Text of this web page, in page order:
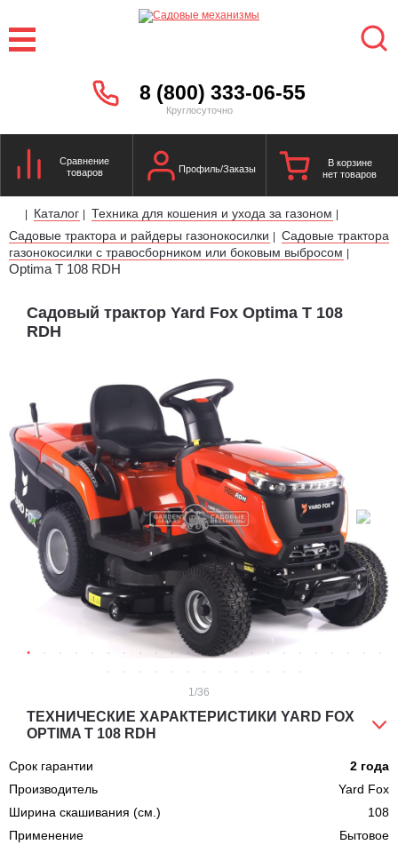
8 (800) 333-06-55
Круглосуточно
Сравнение
товаров
Профиль/Заказы
В корзине
нет товаров
| Каталог | Техника для кошения и ухода за газоном |
Садовые трактора и райдеры газонокосилки | Садовые трактора
газонокосилки с травосборником или боковым выбросом |
Optima T 108 RDH
Садовый трактор Yard Fox Optima T 108
RDH
1 /36
ТЕХНИЧЕСКИЕ ХАРАКТЕРИСТИКИ YARD FOX
OPTIMA T 108 RDH
Срок гарантии
2 года
Производитель
Yard Fox
Ширина скашивания (см.)
108
Применение
Бытовое